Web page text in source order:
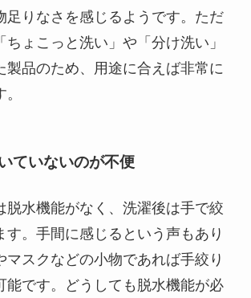
足りなさを感じるようです。ただ
ちょこっと洗い」や「分け洗い」
製品のため、用途に合えば非常に
ていないのが不便
脱水機能がなく、洗濯後は手で絞
す。手間に感じるという声もあり
マスクなどの小物であれば手絞り
能です。どうしても脱水機能が必